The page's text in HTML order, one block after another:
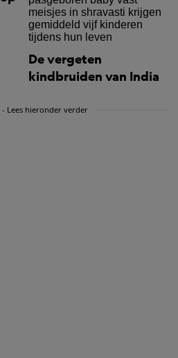
De vergeten
kindbruiden van India
Lees hieronder verder